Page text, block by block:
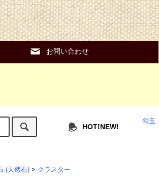
お問い合わせ
HOT!NEW!
勾玉
(天然石) > クラスター